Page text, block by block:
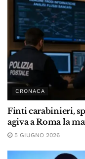
CRONACA
Finti carabinieri,
agiva a Roma la
5 GIUGNO 2026